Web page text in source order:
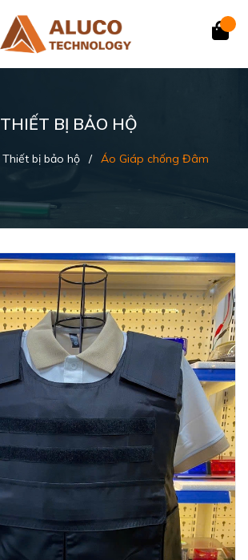
THIẾT BỊ BẢO HỘ
Thiết bị bảo hộ / Áo Giáp chống Đâm